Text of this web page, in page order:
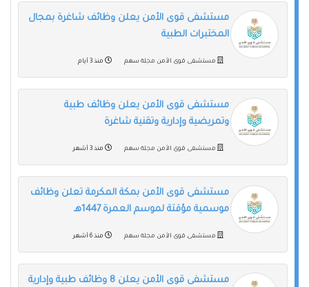
مستشفى قوى الأمن يعلن وظائف شاغرة بمجال
المختبرات الطبية
مستشفى قوى الأمن مجلة سهم منذ 3 أيام
مستشفى قوى الأمن يعلن وظائف طبية
وتمريضية وإدارية وتقنية شاغرة
مستشفى قوى الأمن مجلة سهم منذ 3 أشهر
مستشفى قوى الأمن بمكة المكرمة تعلن وظائف
موسمية مؤقتة لموسم العمرة 1447هـ
مستشفى قوى الأمن مجلة سهم منذ 6 أشهر
مستشفى قوى الأمن يعلن 8 وظائف طبية وإدارية